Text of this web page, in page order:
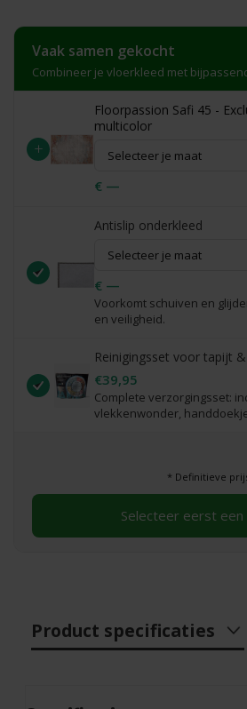
Vaak samen gekocht
Combineer je vloerkleed met
+
Floorpassion Safi 45 -
multicolor
€ —
Antislip onderkleed
€ —
Voorkomt schuiven en
en veiligheid.
Reinigingsset voor tapijt
€39,95
Complete verzorgingsset:
vlekkenwonder,
* Definitieve
Selecteer eerst een
Product specificaties